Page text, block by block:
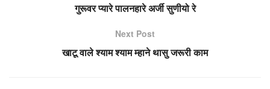
गुरूवर प्यारे पालनहारे अर्जी सुणीयो रे
Next Post
खाटू वाले श्याम श्याम म्हाने थासु जरूरी काम